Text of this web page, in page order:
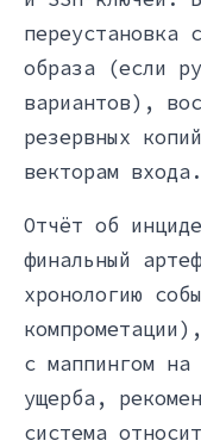
переустановка
образа (если
вариантов),
резервных
векторам входа.
Отчёт об
финальный
хронологию
с маппингом на
ущерба,
система